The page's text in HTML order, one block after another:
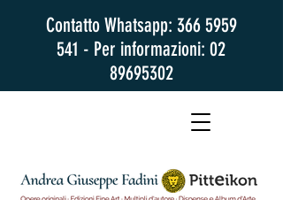
Contatto Whatsapp: 366 5959
541 - Per informazioni: 02
89695302